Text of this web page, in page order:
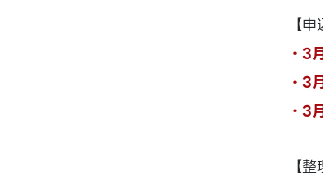
【
・3
・3
・3
【